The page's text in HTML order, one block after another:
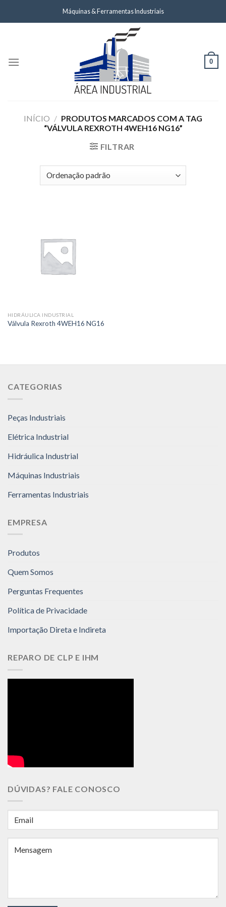
Máquinas & Ferramentas Industriais
0
INÍCIO / PRODUTOS MARCADOS COM A TAG
“VÁLVULA REXROTH 4WEH16 NG16”
FILTRAR
HIDRÁULICA INDUSTRIAL
Válvula Rexroth 4WEH16 NG16
CATEGORIAS
Peças Industriais
Elétrica Industrial
Hidráulica Industrial
Máquinas Industriais
Ferramentas Industriais
EMPRESA
Produtos
Quem Somos
Perguntas Frequentes
Política de Privacidade
Importação Direta e Indireta
REPARO DE CLP E IHM
DÚVIDAS? FALE CONOSCO